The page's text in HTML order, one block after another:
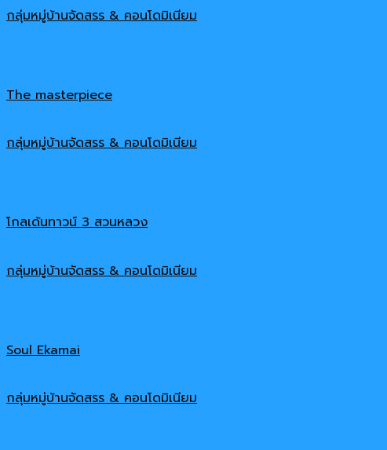
กลุ่มหมู่บ้านจัดสรร & คอนโดมิเนียม
The masterpiece
กลุ่มหมู่บ้านจัดสรร & คอนโดมิเนียม
โกลเด้นทาวน์ 3 สวนหลวง
กลุ่มหมู่บ้านจัดสรร & คอนโดมิเนียม
Soul Ekamai
กลุ่มหมู่บ้านจัดสรร & คอนโดมิเนียม